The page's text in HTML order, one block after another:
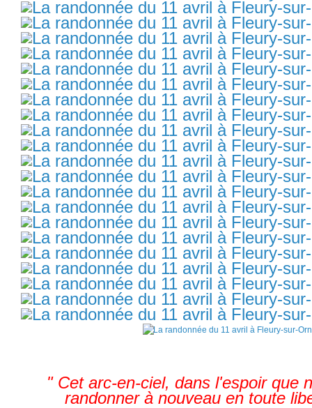
" Cet arc-en-ciel, dans l'espoir que
randonner à nouveau en toute